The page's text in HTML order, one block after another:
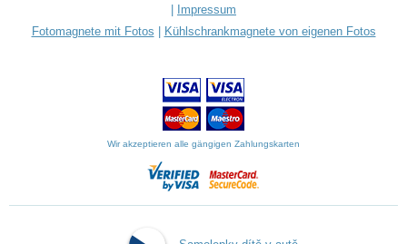
Impressum
Fotomagnete mit Fotos
Kühlschrankmagnete von eigenen Fotos
Wir akzeptieren alle gängigen Zahlungskarten